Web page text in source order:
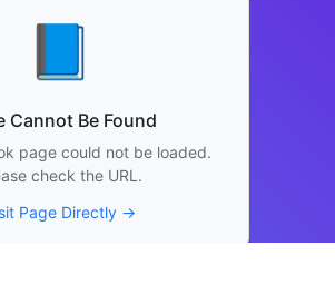
📘
Cannot Be Found
page could not be loaded.
check the URL.
Page Directly →